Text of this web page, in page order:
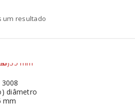
um resultado
diâmetro
mm